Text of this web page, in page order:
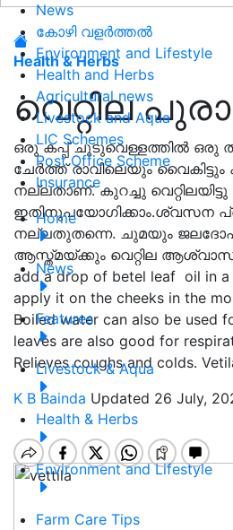
News
കോഴി വളർത്തൽ
Environment and Lifestyle
Health and Herbs
Agricultural news
Livestock and Aqua
LIC Schemes
Post Office Scheme
Insurance
Home
News
Features
Livestock & Aqua
Health & Herbs
Environment and Lifestyle
Farm Care Tips
Health & Herbs
വെറ്റില
ഒരു കപ്പ് ചൂടുവെള്ളത്തിൽ ഒരു
ചേർത്ത് രാവിലെയും
നല്ലതാണ്. കുറച്ചു വെറ്റിലയിട്ടു
ഇതിനുപയോഗിക്കാം.ശ്വസന
നല്ലതുതന്നെ. ചുമയും
ആസ്ത്മയ്ക്കും വെറ്റില
add a drop of betel leaf oil in
apply it on the cheeks in the
Boiled water can also be used
leaves are also good for
Relieves coughs and colds.
K B Bainda Updated 26 July,